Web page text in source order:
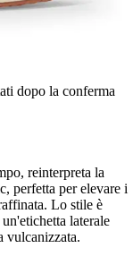
dopo la conferma
reinterpreta la
perfetta per elevare i
Lo stile è
laterale
vulcanizzata.